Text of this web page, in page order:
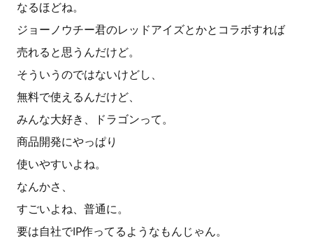
なるほどね。
ジョーノウチー君のレッドアイズとかとコラボすれば
売れると思うんだけど。
そういうのではないけどし、
無料で使えるんだけど、
みんな大好き、ドラゴンって。
商品開発にやっぱり
使いやすいよね。
なんかさ、
すごいよね、普通に。
要は自社でIP作ってるようなもんじゃん。